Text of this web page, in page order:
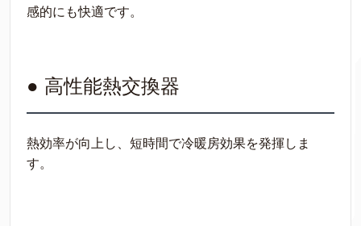
感的にも快適です。
● 高性能熱交換器
熱効率が向上し、短時間で冷暖房効果を発揮しま
す。